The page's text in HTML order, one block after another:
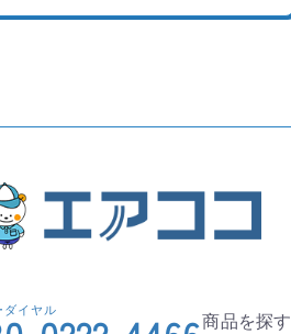
ダイヤル
商品を探す